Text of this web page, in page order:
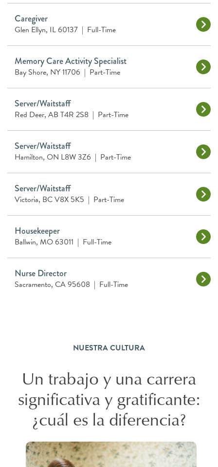
Caregiver
Glen Ellyn, IL 60137 | Full-Time
Memory Care Activity Specialist
Bay Shore, NY 11706 | Part-Time
Server/Waitstaff
Red Deer, AB T4R 2S8 | Part-Time
Server/Waitstaff
Hamilton, ON L8W 3Z6 | Part-Time
Server/Waitstaff
Victoria, BC V8X 5K5 | Part-Time
Housekeeper
Ballwin, MO 63011 | Full-Time
Nurse Director
Sacramento, CA 95608 | Full-Time
NUESTRA CULTURA
Un trabajo y una carrera
significativa y gratificante:
¿cuál es la diferencia?